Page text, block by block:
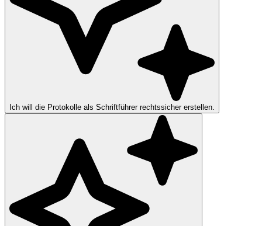
Ich will die Protokolle als Schriftführer rechtssicher erstellen.